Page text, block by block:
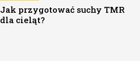
Jak przygotować suchy TMR
dla cieląt?